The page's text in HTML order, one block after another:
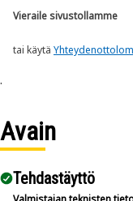
Vieraile sivustollamme
tai käytä
.
Avain
Tehdastäyttö